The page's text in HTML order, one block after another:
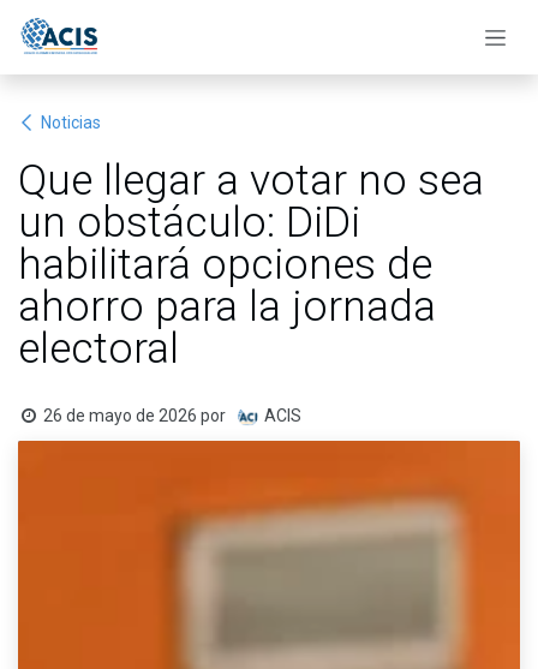
Noticias
Que llegar a votar no sea
un obstáculo: DiDi
habilitará opciones de
ahorro para la jornada
electoral
26 de mayo de 2026 por ACIS